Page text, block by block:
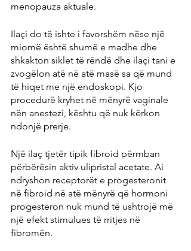
menopauza aktuale.
Ilaçi do të ishte i favorshëm nëse një
miomë është shumë e madhe dhe
shkakton siklet të rëndë dhe ilaçi tani e
zvogëlon atë në atë masë sa që mund
të hiqet me një endoskopi. Kjo
procedurë kryhet në mënyrë vaginale
nën anestezi, kështu që nuk kërkon
ndonjë prerje.
Një ilaç tjetër tipik fibroid përmban
përbërësin aktiv ulipristal acetate. Ai
ndryshon receptorët e progesteronit
në fibroid në atë mënyrë që hormoni
progesteron nuk mund të ushtrojë më
një efekt stimulues të rritjes në
fibromën.